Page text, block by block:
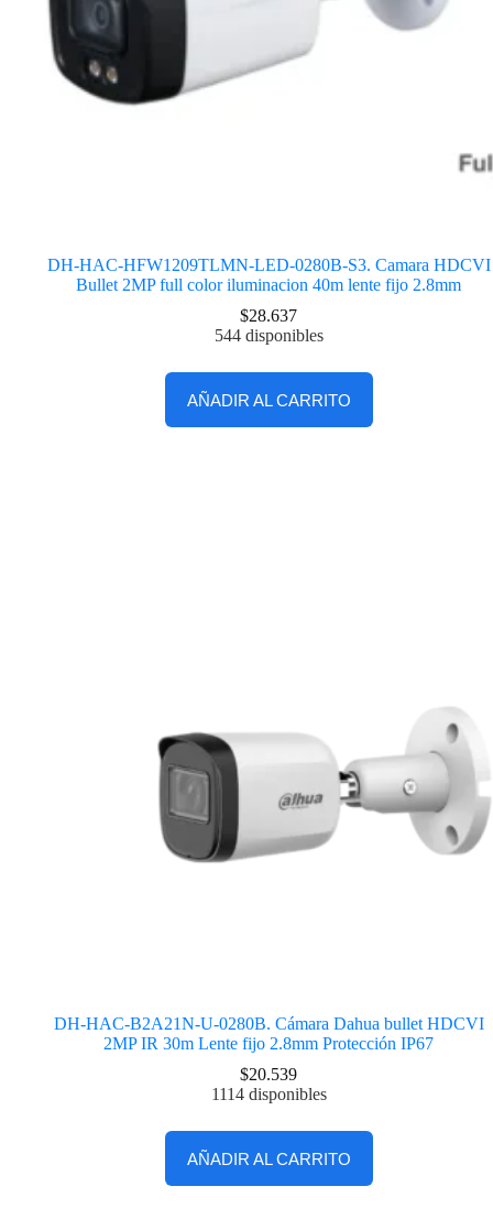
DH-HAC-HFW1209TLMN-LED-0280B-S3. Camara HDCVI
Bullet 2MP full color iluminacion 40m lente fijo 2.8mm
$28.637
544 disponibles
AÑADIR AL CARRITO
DH-HAC-B2A21N-U-0280B. Cámara Dahua bullet HDCVI
2MP IR 30m Lente fijo 2.8mm Protección IP67
$20.539
1114 disponibles
AÑADIR AL CARRITO